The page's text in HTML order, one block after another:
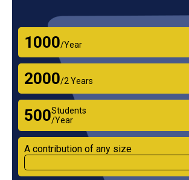
₹1000/Year
₹2000/2 Years
₹500Students
/Year
A contribution of any size